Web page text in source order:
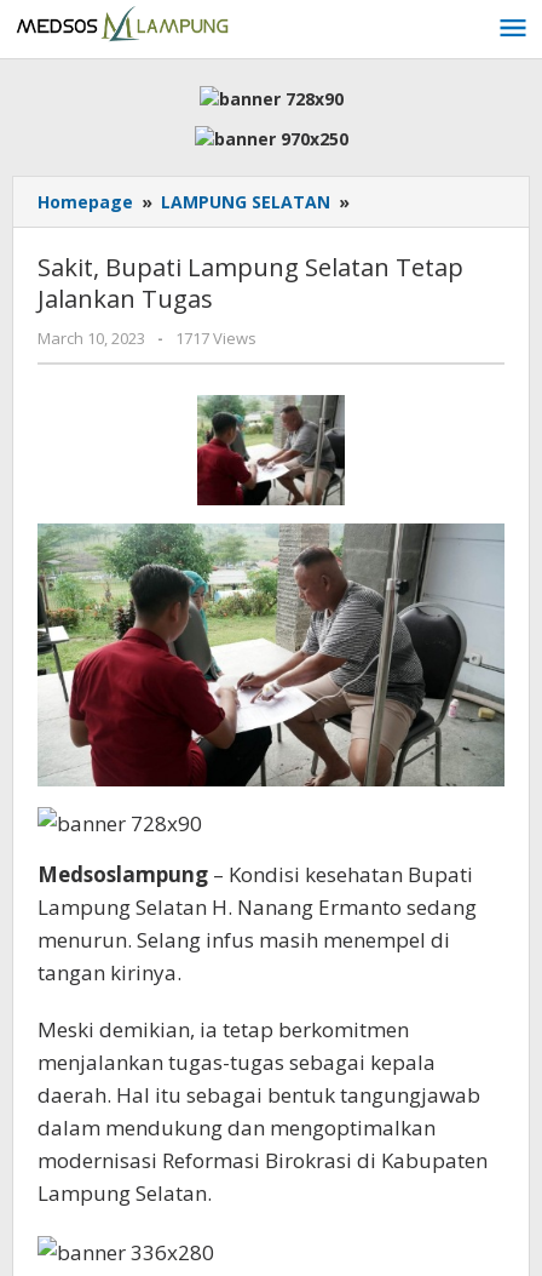
to
content
Homepage » LAMPUNG SELATAN »
Bupati
Selatan
Sakit, Bupati Lampung Selatan Tetap
Jalankan Tugas
March 10, 2023
by
AdminML
- 1717 Views
Medsoslampung – Kondisi kesehatan Bupati
Lampung Selatan H. Nanang Ermanto sedang
menurun. Selang infus masih menempel di
tangan kirinya.
Meski demikian, ia tetap berkomitmen
menjalankan tugas-tugas sebagai kepala
daerah. Hal itu sebagai bentuk tangungjawab
dalam mendukung dan mengoptimalkan
modernisasi Reformasi Birokrasi di Kabupaten
Lampung Selatan.